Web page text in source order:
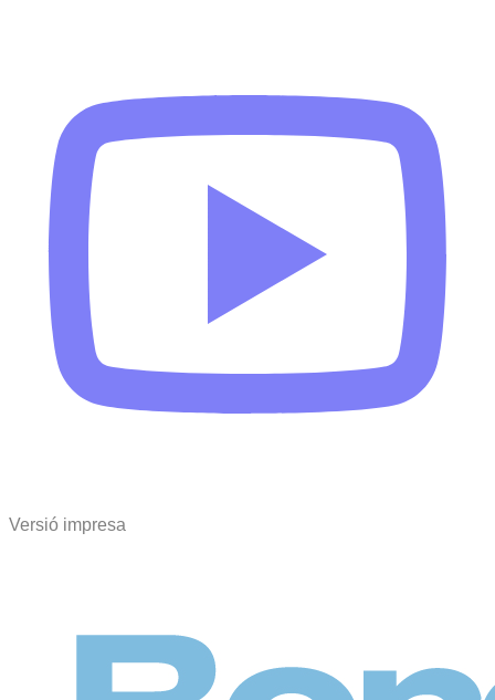
Versió impresa